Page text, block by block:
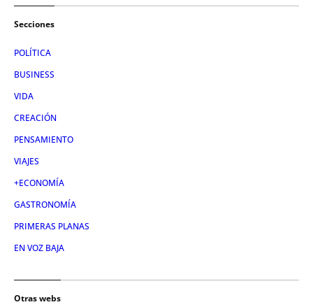
Secciones
POLÍTICA
BUSINESS
VIDA
CREACIÓN
PENSAMIENTO
VIAJES
+ECONOMÍA
GASTRONOMÍA
PRIMERAS PLANAS
EN VOZ BAJA
Otras webs